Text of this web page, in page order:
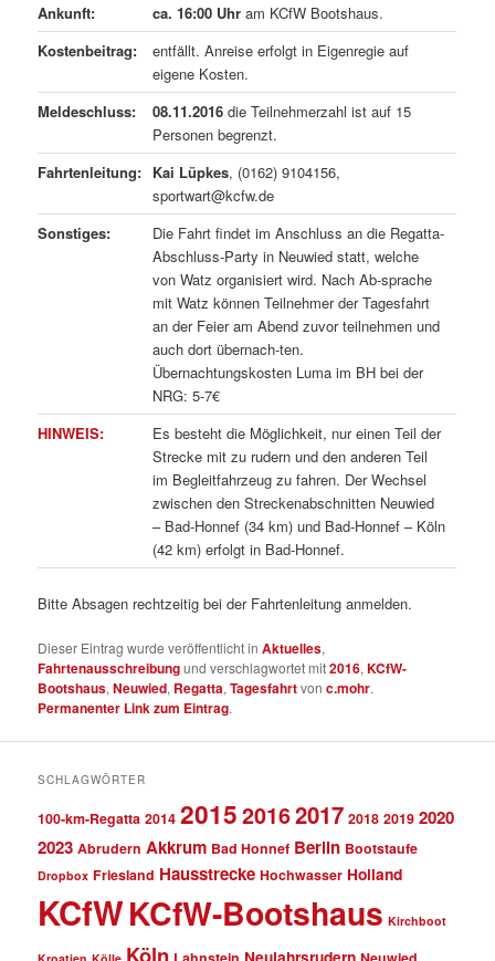
Ankunft:
ca. 16:00 Uhram KCfW Bootshaus.
Kostenbeitrag:
entfällt. Anreise erfolgt in Eigenregie auf
eigene Kosten.
Meldeschluss:
08.11.2016 die Teilnehmerzahl ist auf 15
Personen begrenzt.
Fahrtenleitung: Kai Lüpkes, (0162) 9104156,
sportwart@kcfw.de
Sonstiges:
Die Fahrt findet im Anschluss an die Regatta-
Abschluss-Party in Neuwied statt, welche
von Watz organisiert wird. Nach Ab-sprache
mit Watz können Teilnehmer der Tagesfahrt
an der Feier am Abend zuvor teilnehmen und
auch dort übernach-ten.
Übernachtungskosten Luma im BH bei der
NRG: 5-7€
HINWEIS:
Es besteht die Möglichkeit, nur einen Teil der
Strecke mit zu rudern und den anderen Teil
im Begleitfahrzeug zu fahren. Der Wechsel
zwischen den Streckenabschnitten Neuwied
– Bad-Honnef (34 km) und Bad-Honnef – Köln
(42 km) erfolgt in Bad-Honnef.
Bitte Absagen rechtzeitig bei der Fahrtenleitung anmelden.
Dieser Eintrag wurde veröffentlicht inAktuelles,
Fahrtenausschreibungund verschlagwortet mit2016,KCfW-
Bootshaus,Neuwied, Regatta,Tagesfahrtvonc.mohr.
Permanenter Link zum Eintrag.
SCHLAGWÖRTER
100-km-Regatta 2014 201520162017 2018 2019 2020
2023 Abrudern Akkrum Bad Honnef Berlin Bootstaufe
Dropbox Friesland Hausstrecke Hochwasser Holland
KCfWKCfW-Bootshaus Kirchboot